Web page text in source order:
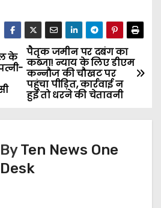
पैतृक जमीन पर दबंग का
कब्जा! न्याय के लिए डीएम
कन्नौज की चौखट पर
पहुंचा पीड़ित, कार्रवाई न
हुई तो धरने की चेतावनी
के
ByTen News One
Desk